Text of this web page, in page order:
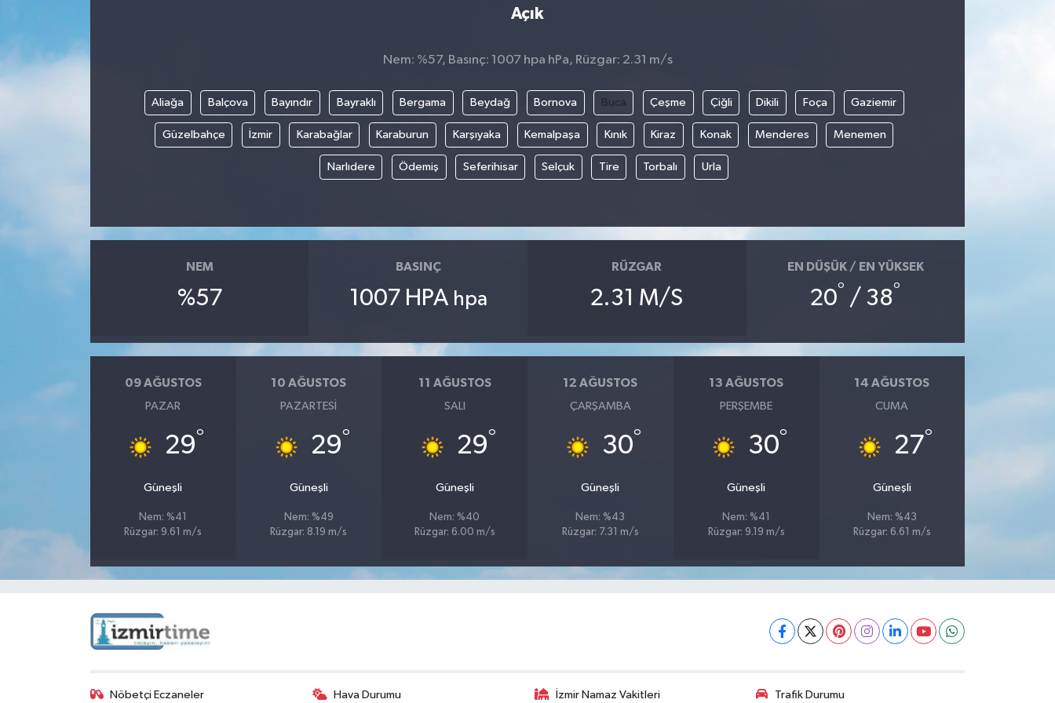
Açık
Nem: %57, Basınç: 1007 hpa hPa, Rüzgar: 2.31 m/s
Aliağa Balçova Bayındır Bayraklı Bergama Beydağ Bornova Buca Çeşme Çiğli Dikili Foça Gaziemir
Güzelbahçe İzmir Karabağlar Karaburun Karşıyaka Kemalpaşa Kınık Kiraz Konak Menderes Menemen
Narlıdere Ödemiş Seferihisar Selçuk Tire Torbalı Urla
NEM
%57
BASINÇ
1007 HPA hpa
RÜZGAR
2.31 M/S
EN DÜŞÜK / EN YÜKSEK
20° / 38°
09 AĞUSTOS
PAZAR
29°
Güneşli
Nem: %41
Rüzgar: 9.61 m/s
10 AĞUSTOS
PAZARTESI
29°
Güneşli
Nem: %49
Rüzgar: 8.19 m/s
11 AĞUSTOS
SALI
29°
Güneşli
Nem: %40
Rüzgar: 6.00 m/s
12 AĞUSTOS
ÇARŞAMBA
30°
Güneşli
Nem: %43
Rüzgar: 7.31 m/s
13 AĞUSTOS
PERŞEMBE
30°
Güneşli
Nem: %41
Rüzgar: 9.19 m/s
14 AĞUSTOS
CUMA
27°
Güneşli
Nem: %43
Rüzgar: 6.61 m/s
Nöbetçi Eczaneler Hava Durumu İzmir Namaz Vakitleri Trafik Durumu
İzmir